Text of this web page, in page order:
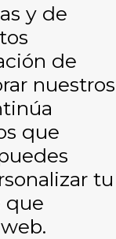
y de
de
nuestros
que
tu
que